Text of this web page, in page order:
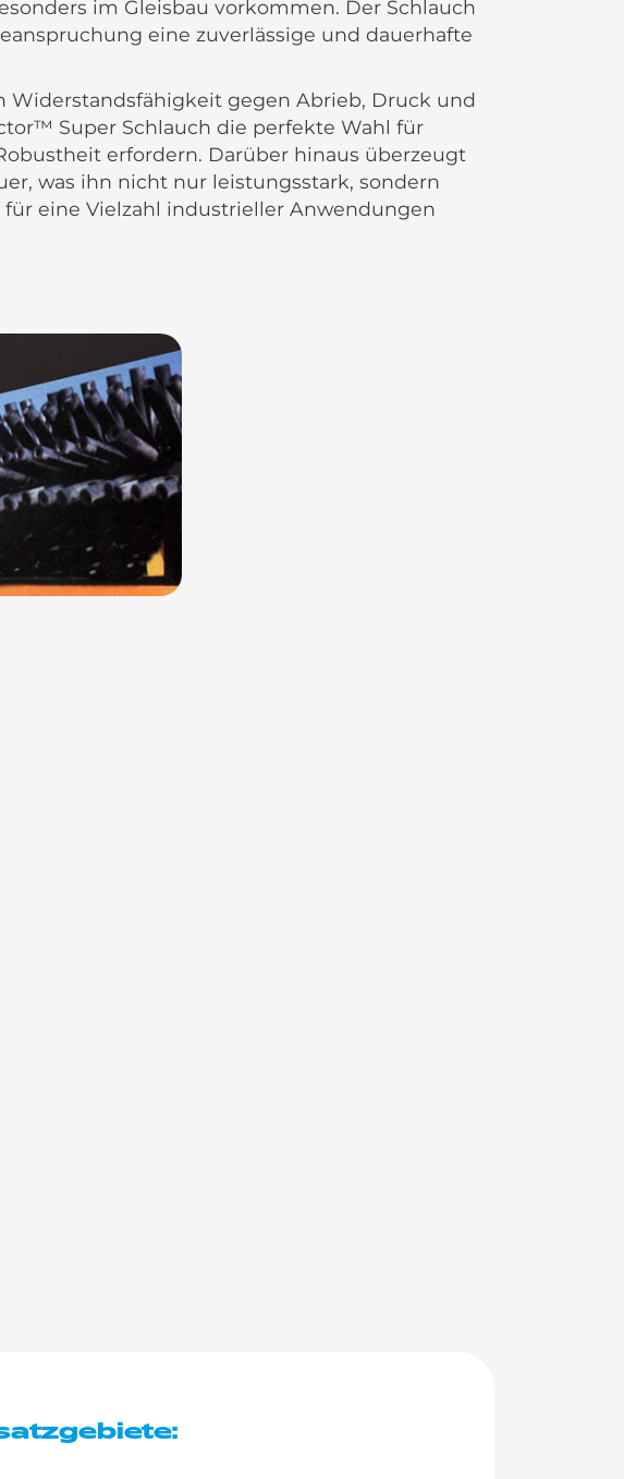
im Gleisbau vorkommen. Der Schlauch
eine zuverlässige und dauerhafte
Widerstandsfähigkeit gegen Abrieb, Druck und
Super Schlauch die perfekte Wahl für
erfordern. Darüber hinaus überzeugt
was ihn nicht nur leistungsstark, sondern
eine Vielzahl industrieller Anwendungen